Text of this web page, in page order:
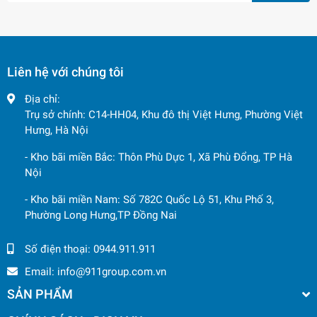
Với chiều dài cần bơm lên tới ~45 m và góc quay khoảng
270°
vực khó thi công mà không cần di chuyển xe nhiều lần.
Ứng dụng hiệu quả:
- Bơm bê tông lên tầng cao của các tòa nhà.
- Đưa bê tông đến vị trí sâu trong công trình hoặc khu vực
hẹp.
hiện được.
Điều này
thiết bị, nâng cao hiệu quả thi công tổng thể.
Liên hệ với chúng tôi
Địa chỉ:
Trụ sở chính: C14-HH04, Khu đô thị Việt Hưng, Phường Việt
Hưng, Hà Nội
- Kho bãi miền Bắc: Thôn Phù Dực 1, Xã Phù Đổng, TP Hà
Nội
- Kho bãi miền Nam: Số 782C Quốc Lộ 51, Khu Phố 3,
Phường Long Hưng,TP Đồng Nai
Số điện thoại: 0944.911.911
Email: info@911group.com.vn
SẢN PHẨM